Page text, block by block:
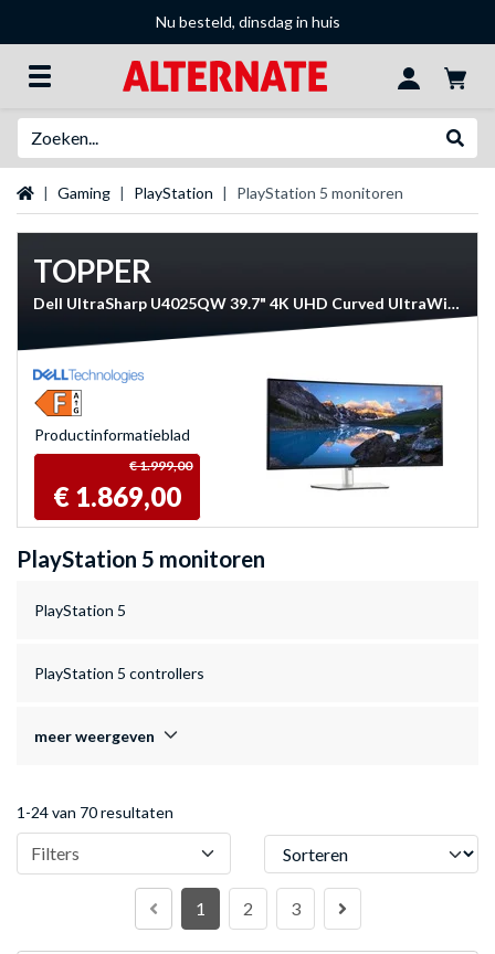
Nu besteld, dinsdag in huis
Startpagina
Gaming PlayStation PlayStation 5 monitoren
TOPPER
Dell UltraSharp U4025QW 39.7" 4K UHD Curved UltraWide monitor
Product­informatieblad
€ 1.999,00
€ 1.869,00
PlayStation 5 monitoren
PlayStation 5
PlayStation 5 controllers
meer weergeven
1-24 van 70 resultaten
Filters Sorteren
1 2 3